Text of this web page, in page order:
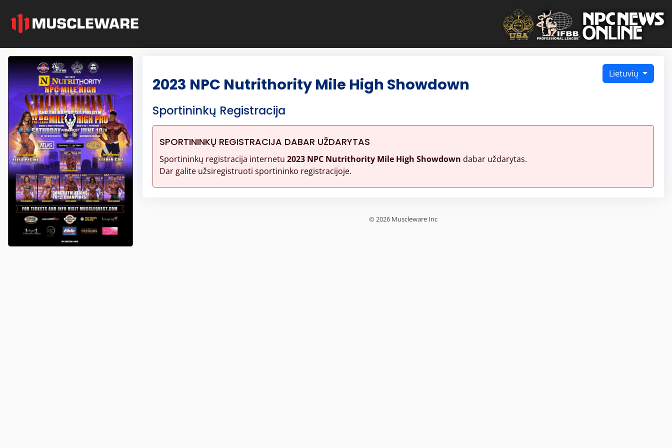
Lietuvių
2023 NPC Nutrithority Mile High Showdown
Sportininkų Registracija
SPORTININKŲ REGISTRACIJA DABAR UŽDARYTAS
Sportininkų registracija internetu 2023 NPC Nutrithority Mile High Showdown dabar uždarytas.
Dar galite užsiregistruoti sportininko registracijoje.
© 2026 Muscleware Inc